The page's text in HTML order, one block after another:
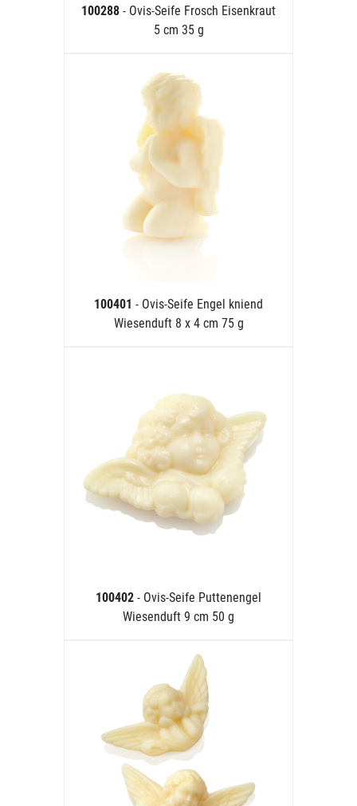
100288 - Ovis-Seife Frosch Eisenkraut
5 cm 35 g
100401 - Ovis-Seife Engel kniend
Wiesenduft 8 x 4 cm 75 g
100402 - Ovis-Seife Puttenengel
Wiesenduft 9 cm 50 g